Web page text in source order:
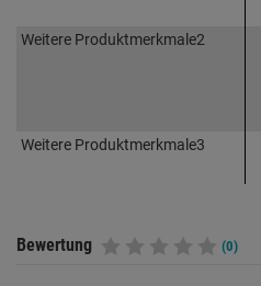
Weitere Produktmerkmale2
Weitere Produktmerkmale3
Bewertung (0)